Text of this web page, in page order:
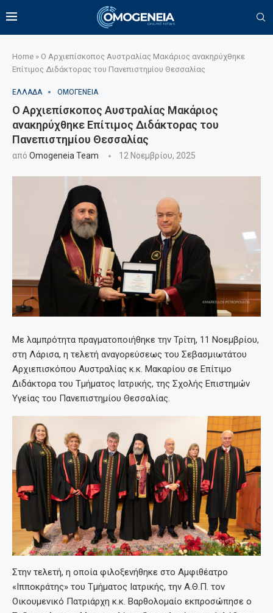
Home » Ο Αρχιεπίσκοπος Αυστραλίας Μακάριος ανακηρύχθηκε
Επίτιμος Διδάκτορας του Πανεπιστημίου Θεσσαλίας
ΕΛΛΑΔΑ ΟΜΟΓΕΝΕΙΑ
Ο Αρχιεπίσκοπος Αυστραλίας Μακάριος
ανακηρύχθηκε Επίτιμος Διδάκτορας του
Πανεπιστημίου Θεσσαλίας
από Omogeneia Team 12 Νοεμβρίου, 2025
Με λαμπρότητα πραγματοποιήθηκε την Τρίτη, 11 Νοεμβρίου,
στη Λάρισα, η τελετή αναγορεύσεως του Σεβασμιωτάτου
Αρχιεπισκόπου Αυστραλίας κ.κ. Μακαρίου σε Επίτιμο
Διδάκτορα του Τμήματος Ιατρικής, της Σχολής Επιστημών
Υγείας του Πανεπιστημίου Θεσσαλίας.
Στην τελετή, η οποία φιλοξενήθηκε στο Αμφιθέατρο
«Ιπποκράτης» του Τμήματος Ιατρικής, την Α.Θ.Π. τον
Οικουμενικό Πατριάρχη κ.κ. Βαρθολομαίο εκπροσώπησε ο